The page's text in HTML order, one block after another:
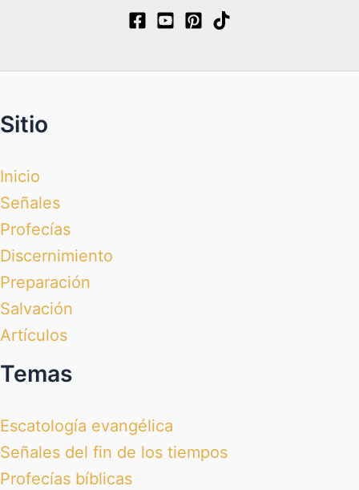
Sitio
Inicio
Señales
Profecías
Discernimiento
Preparación
Salvación
Artículos
Temas
Escatología evangélica
Señales del fin de los tiempos
Profecías bíblicas